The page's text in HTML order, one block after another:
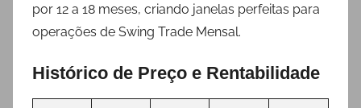
por 12 a 18 meses, criando janelas perfeitas para
operações de Swing Trade Mensal.
Histórico de Preço e Rentabilidade